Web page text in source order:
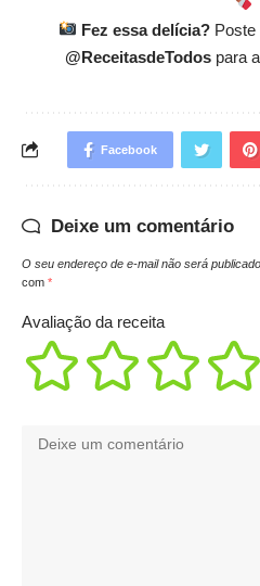
Fez essa delícia?Poste
@ReceitasdeTodospara
Facebook
Deixe um comentário
O seu endereço de e-mail não será publicado.
com *
Avaliação da receita